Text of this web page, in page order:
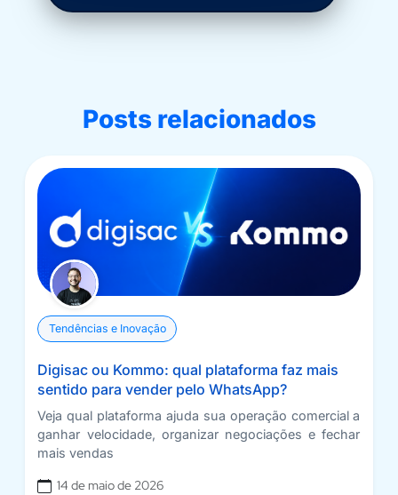
Posts relacionados
Tendências e Inovação
Digisac ou Kommo: qual plataforma faz mais
sentido para vender pelo WhatsApp?
Veja qual plataforma ajuda sua operação comercial a
ganhar velocidade, organizar negociações e fechar
mais vendas
14 de maio de 2026